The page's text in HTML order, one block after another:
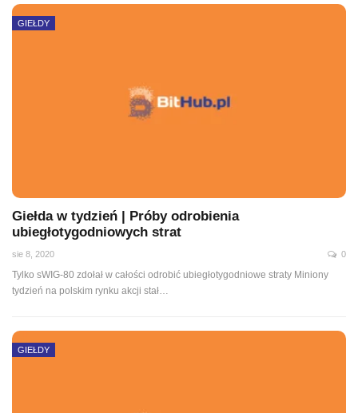
GIEŁDY
Giełda w tydzień | Próby odrobienia
ubiegłotygodniowych strat
sie 8, 2020 0
Tylko sWIG-80 zdołał w całości odrobić ubiegłotygodniowe straty Miniony
tydzień na polskim rynku akcji stał…
GIEŁDY